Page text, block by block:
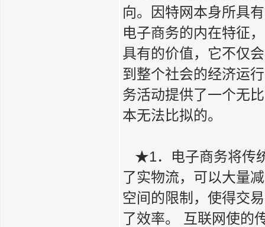
向。因特网本身所具
电子商务的内在特征
具有的价值，它不仅
到整个社会的经济运
务活动提供了一个无
本无法比拟的。
★1．电子商务将传
了实物流，可以大量
空间的限制，使得交
了效率。 互联网使的